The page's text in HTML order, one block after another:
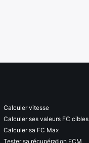
Calculer vitesse
Calculer ses valeurs FC cibles
Calculer sa FC Max
Tester sa récupération FCM